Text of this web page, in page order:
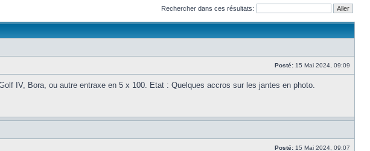
Rechercher dans ces résultats:
Posté: 15 Mai 2024, 09:09
IV, Bora, ou autre entraxe en 5 x 100. Etat : Quelques accros sur les jantes en photo.
Posté: 15 Mai 2024, 09:07